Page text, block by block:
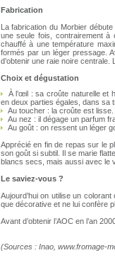
Fabrication
La fabrication du Morbier
une seule fois, contrairement à
chauffé à une température
formés par un léger pressage.
d’obtenir une raie noire
Choix et dégustation
À l’œil : sa croûte naturelle et
en deux parties égales, dans sa
Au toucher : la croûte est
Au nez : il dégage un parfum
Au goût : on ressent un léger
Apprécié en fin de repas sur le
son goût si subtil. Il se marie
blancs secs, mais aussi avec le
Le saviez-vous ?
Aujourd’hui on utilise un
que décorative et ne lui confère
Avant d’obtenir l’AOC en l’an
(Sources : Inao, www.fromage-